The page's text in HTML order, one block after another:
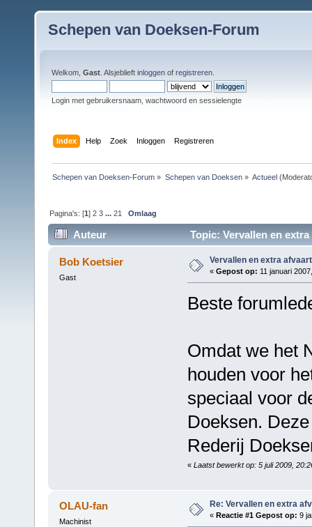
Schepen van Doeksen-Forum
Welkom, Gast . Alsjeblieft inloggen of registreren
Login met gebruikersnaam, wachtwoord en sessielengte
Index Help Zoek Inloggen Registreren
Schepen van Doeksen-Forum » Schepen van Doeksen» Actueel
Pagina's: [1]2 3 ...21 Omlaag
Auteur Topic: Vervallen en
Bob Koetsier
Gast
Vervallen en extra
« Gepost op: 11 januari
Beste
Omdat we het
houden voor
speciaal voor
Doeksen.
Rederij
« Laatst bewerkt op: 5 juli 2009,
OLAU-fan
Machinist
Re: Vervallen en extra
« Reactie #1 Gepost op: 9